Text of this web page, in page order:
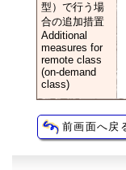
型）で行う場
合の追加措置
Additional
measures for
remote class
(on-demand
class)